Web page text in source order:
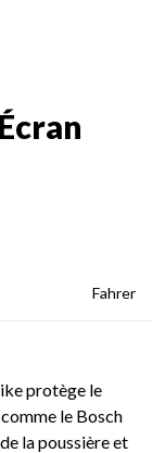
Fahrer
protège le
le Bosch
la poussière et